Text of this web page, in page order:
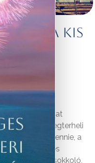
Alma kis
sokakat
túlságosan megterheli
kell így lennie, a
programot és
New York sokkoló,